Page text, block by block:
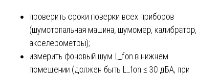
проверить сроки поверки всех приборов
(шумотопальная машина, шумомер, калибратор,
акселерометры);
измерить фоновый шум L_fon в нижнем
помещении (должен быть L_fon ≤ 30 дБА, при